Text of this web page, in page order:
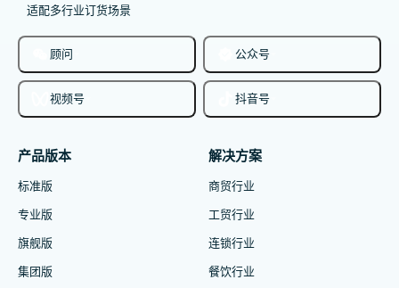
适配多行业订货场景
顾问 公众号
视频号 抖音号
产品版本
标准版
专业版
旗舰版
集团版
解决方案
商贸行业
工贸行业
连锁行业
餐饮行业